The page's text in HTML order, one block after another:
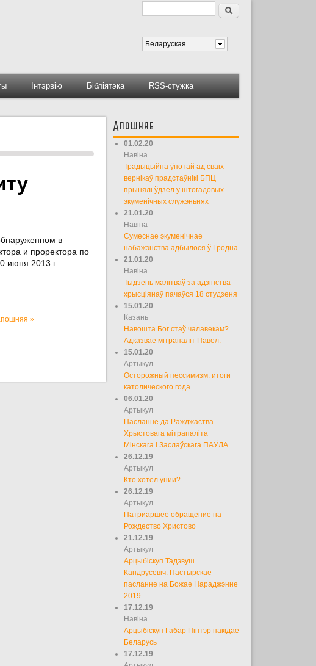
Форма пошуку
Пошук
Беларуская
Інтэрвію Бібліятэка RSS-стужка
в
и проректора по
июня 2013 г.
»
Апошняе
01.02.20
Навіна
Традыцыйна ўпотай ад сваіх
вернікаў прадстаўнікі БПЦ
прынялі ўдзел у штогадовых
экуменічных служэньнях
21.01.20
Навіна
Сумеснае экуменічнае
набажэнства адбылося ў Гродна
21.01.20
Навіна
Тыдзень малітваў за адзінства
хрысціянаў пачаўся 18 студзеня
15.01.20
Казань
Навошта Бог стаў чалавекам?
Адказвае мітрапаліт Павел.
15.01.20
Артыкул
Осторожный пессимизм: итоги
католического года
06.01.20
Артыкул
Пасланне да Ражджаства
Хрыстовага мітрапаліта
Мінскага і Заслаўскага ПАЎЛА
26.12.19
Артыкул
Кто хотел унии?
26.12.19
Артыкул
Патриаршее обращение на
Рождество Христово
21.12.19
Артыкул
Арцыбіскуп Тадэвуш
Кандрусевіч. Пастырскае
пасланне на Божае Нараджэнне
2019
17.12.19
Навіна
Арцыбіскуп Габар Пінтэр пакідае
Беларусь
17.12.19